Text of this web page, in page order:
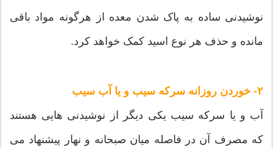
نوشیدنی ساده به پاک شدن معده از هرگونه مواد باقی
مانده و حذف هر نوع اسید کمک خواهد کرد.
۲- خوردن روزانه سرکه سیب و یا آب سیب
آب و یا سرکه سیب یکی دیگر از نوشیدنی هایی هستند
که مصرف آن در فاصله میان صبحانه و نهار پیشنهاد می